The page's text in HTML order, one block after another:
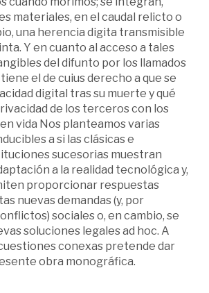
materiales, en el caudal relicto o
una herencia digita transmisible
Y en cuanto al acceso a tales
del difunto por los llamados
el de cuius derecho a que se
digital tras su muerte y qué
de los terceros con los
vida Nos planteamos varias
a si las clásicas e
sucesorias muestran
a la realidad tecnológica y,
proporcionar respuestas
nuevas demandas (y, por
sociales o, en cambio, se
soluciones legales ad hoc. A
conexas pretende dar
obra monográfica.